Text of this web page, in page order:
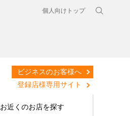
個人向けトップ
ビジネスのお客様へ
登録店様専用サイト
お近くのお店を探す